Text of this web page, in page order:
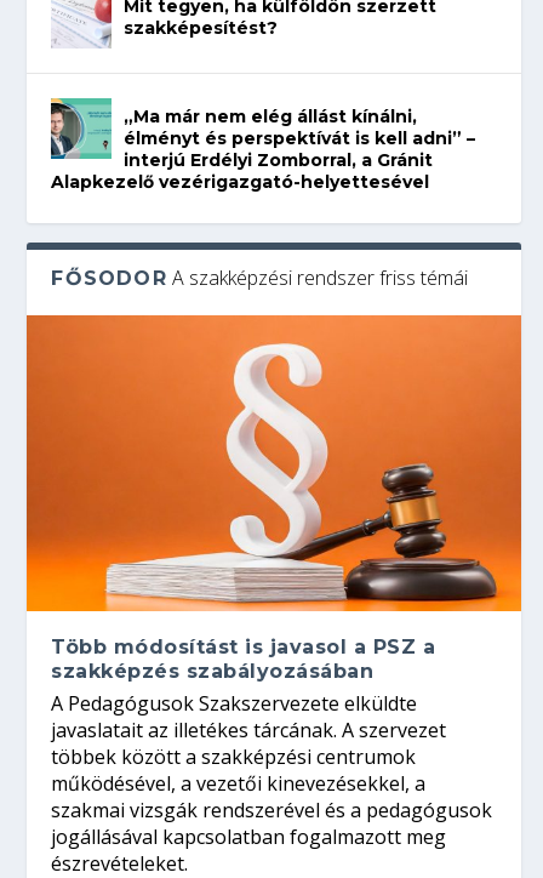
Mit tegyen, ha külföldön szerzett
szakképesítést?
„Ma már nem elég állást kínálni,
élményt és perspektívát is kell adni” –
interjú Erdélyi Zomborral, a Gránit
Alapkezelő vezérigazgató-helyettesével
FŐSODOR A szakképzési rendszer friss témái
Több módosítást is javasol a PSZ a
szakképzés szabályozásában
A Pedagógusok Szakszervezete elküldte
javaslatait az illetékes tárcának. A szervezet
többek között a szakképzési centrumok
működésével, a vezetői kinevezésekkel, a
szakmai vizsgák rendszerével és a pedagógusok
jogállásával kapcsolatban fogalmazott meg
észrevételeket.